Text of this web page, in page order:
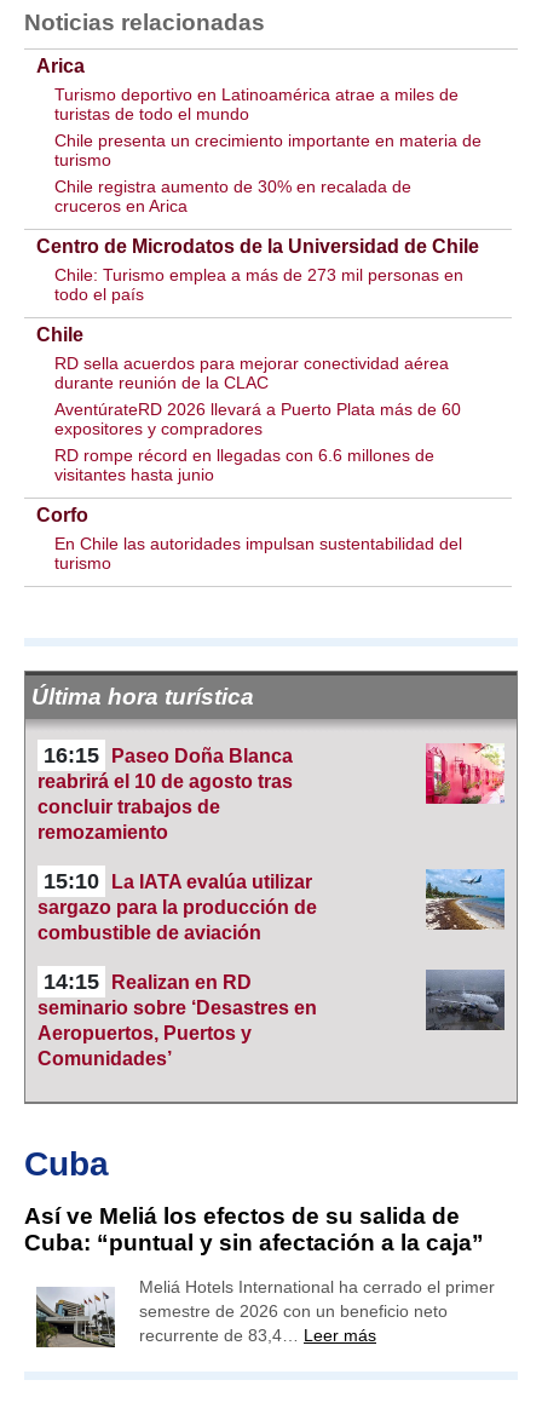
Noticias relacionadas
Arica
Turismo deportivo en Latinoamérica atrae a miles de
turistas de todo el mundo
Chile presenta un crecimiento importante en materia de
turismo
Chile registra aumento de 30% en recalada de
cruceros en Arica
Centro de Microdatos de la Universidad de Chile
Chile: Turismo emplea a más de 273 mil personas en
todo el país
Chile
RD sella acuerdos para mejorar conectividad aérea
durante reunión de la CLAC
AventúrateRD 2026 llevará a Puerto Plata más de 60
expositores y compradores
RD rompe récord en llegadas con 6.6 millones de
visitantes hasta junio
Corfo
En Chile las autoridades impulsan sustentabilidad del
turismo
Última hora turística
16:15
Paseo Doña Blanca
reabrirá el 10 de agosto tras
concluir trabajos de
remozamiento
15:10
La IATA evalúa utilizar
sargazo para la producción de
combustible de aviación
14:15
Realizan en RD
seminario sobre ‘Desastres en
Aeropuertos, Puertos y
Comunidades’
Cuba
Así ve Meliá los efectos de su salida de
Cuba: “puntual y sin afectación a la caja”
Meliá Hotels International ha cerrado el primer
semestre de 2026 con un beneficio neto
recurrente de 83,4… Leer más